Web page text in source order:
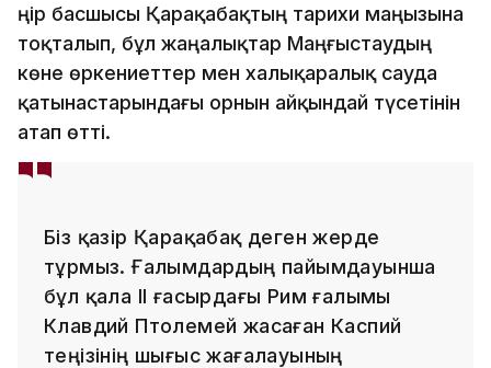
Өңір басшысы Қарақабақтың тарихи маңызына
тоқталып, бұл жаңалықтар Маңғыстаудың
көне өркениеттер мен халықаралық сауда
қатынастарындағы орнын айқындай түсетінін
атап өтті.
Біз қазір Қарақабақ деген жерде
тұрмыз. Ғалымдардың пайымдауынша
бұл қала ІІ ғасырдағы Рим ғалымы
Клавдий Птолемей жасаған Каспий
теңізінің шығыс жағалауының